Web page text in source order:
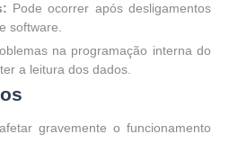
Pode ocorrer após desligamentos
software.
na programação interna do
a leitura dos dados.
gravemente o funcionamento